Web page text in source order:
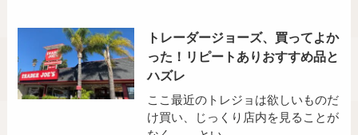
トレーダージョーズ、買ってよか
った！リピートありおすすめ品と
ハズレ
ここ最近のトレジョは欲しいものだ
け買い、じっくり店内を見ることが